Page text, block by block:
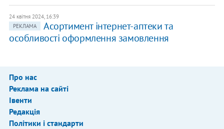
24 квітня 2024, 16:39
РЕКЛАМА
Асортимент інтернет-аптеки та
особливості оформлення замовлення
Про нас
Реклама на сайті
Івенти
Редакція
Політики і стандарти